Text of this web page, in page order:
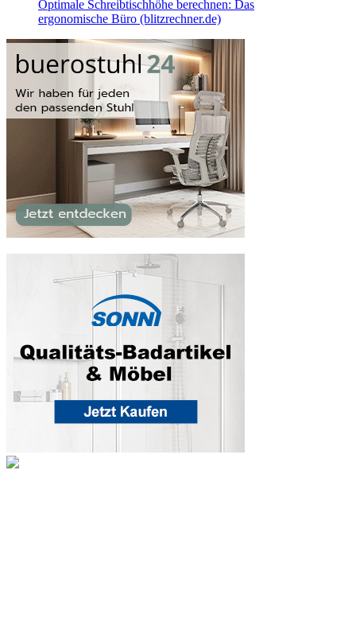
Optimale Schreibtischhöhe berechnen: Das
ergonomische Büro (blitzrechner.de)